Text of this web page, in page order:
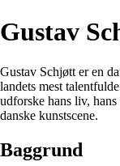
Gustav
Gustav Schjøtt er en
landets mest
udforske hans liv,
danske kunstscene.
Baggrund